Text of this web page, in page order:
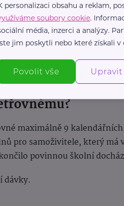
vzdělávacími potřebami
nebo speciální zařízení.
zařízení od 13. září
maximálně 9
pro samoživitele, který má
povinnou školní
dávky.
personalizaci obsahu a reklam,
soubory cookie.
média, inzerci a analýzy.
jim poskytli nebo které získali v
Povolit vše Upravit